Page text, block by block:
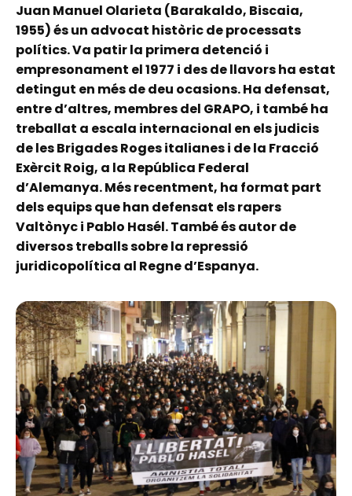
Juan Manuel Olarieta (Barakaldo, Biscaia,
1955) és un advocat històric de processats
polítics. Va patir la primera detenció i
empresonament el 1977 i des de llavors ha estat
detingut en més de deu ocasions. Ha defensat,
entre d’altres, membres del GRAPO, i també ha
treballat a escala internacional en els judicis
de les Brigades Roges italianes i de la Fracció
Exèrcit Roig, a la República Federal
d’Alemanya. Més recentment, ha format part
dels equips que han defensat els rapers
Valtònyc i Pablo Hasél. També és autor de
diversos treballs sobre la repressió
juridicopolítica al Regne d’Espanya.